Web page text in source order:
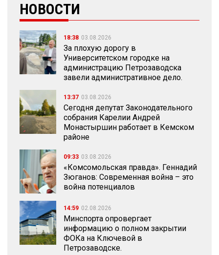
НОВОСТИ
18:38 03.08.2026
За плохую дорогу в
Университетском городке на
администрацию Петрозаводска
завели административное дело.
13:37 03.08.2026
Сегодня депутат Законодательного
собрания Карелии Андрей
Монастыршин работает в Кемском
районе
09:33 03.08.2026
«Комсомольская правда». Геннадий
Зюганов: Современная война – это
война потенциалов
14:59 02.08.2026
Минспорта опровергает
информацию о полном закрытии
ФОКа на Ключевой в
Петрозаводске.